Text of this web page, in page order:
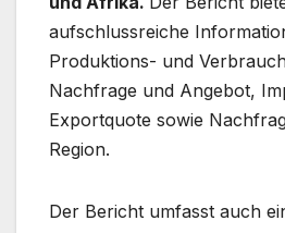
aufschlussreiche
Produktions- und
Nachfrage und Angebot,
Exportquote sowie
Region.
Der Bericht umfasst auch